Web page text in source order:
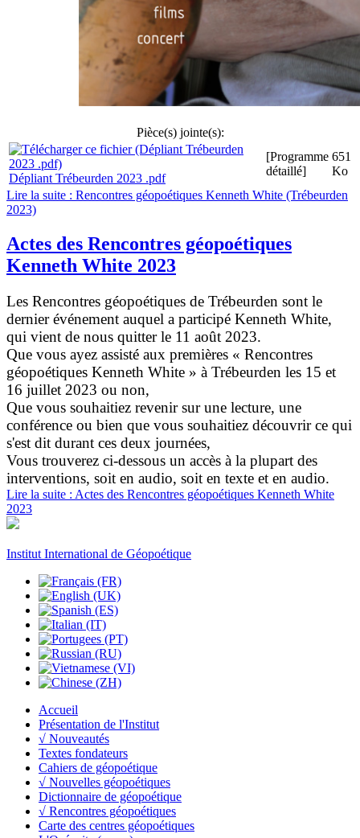
Pièce(s) jointe(s):
Dépliant Trébeurden 2023 .pdf
[Programme
détaillé]
651
Ko
Lire la suite : Rencontres géopoétiques Kenneth White (Trébeurden
2023)
Actes des Rencontres géopoétiques
Kenneth White 2023
Les Rencontres géopoétiques de Trébeurden sont le
dernier événement auquel a participé Kenneth White,
qui vient de nous quitter le 11 août 2023.
Que vous ayez assisté aux premières « Rencontres
géopoétiques Kenneth White » à Trébeurden les 15 et
16 juillet 2023 ou non,
Que vous souhaitiez revenir sur une lecture, une
conférence ou bien que vous souhaitiez découvrir ce qui
s'est dit durant ces deux journées,
Vous trouverez ci-dessous un accès à la plupart des
interventions, soit en audio, soit en texte et en audio.
Lire la suite : Actes des Rencontres géopoétiques Kenneth White
2023
Institut International de Géopoétique
Accueil
Présentation de l'Institut
√ Nouveautés
Textes fondateurs
Cahiers de géopoétique
√ Nouvelles géopoétiques
Dictionnaire de géopoétique
√ Rencontres géopoétiques
Carte des centres géopoétiques